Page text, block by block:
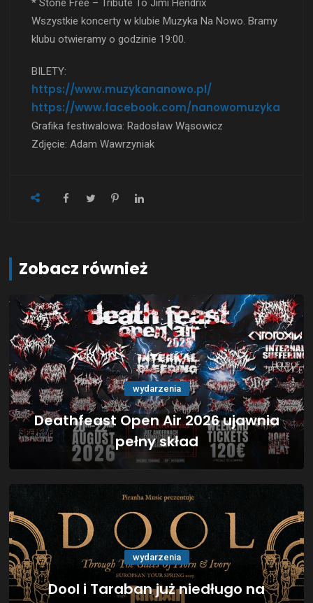
* Stone Free – Tribute To Jimi Hendrix
Wszystkie koncerty w klubie Muzyka Na Nowo. Bramy
klubu otwieramy o godzinie 19:00.
BILETY:
https://www.muzykananowo.pl/
https://www.facebook.com/nanowomuzyka
Grafika festiwalowa: Radosław Wąsowicz
Zdjęcie: Adam Wawrzyniak
Zobacz również
wydarzenia
Deathfeast Open Air 2026 ujawnia
pełny skład
wydarzenia
Dool i Taraban już niedługo na